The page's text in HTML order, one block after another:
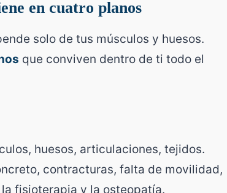
en cuatro planos
solo de tus músculos y huesos.
que conviven dentro de ti todo el
huesos, articulaciones, tejidos.
contracturas, falta de movilidad,
fisioterapia y la osteopatía.